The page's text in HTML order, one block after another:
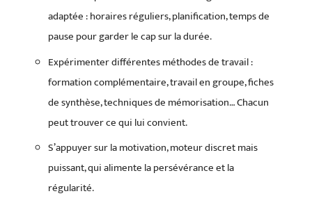
adaptée : horaires réguliers, planification, temps de
pause pour garder le cap sur la durée.
Expérimenter différentes méthodes de travail :
formation complémentaire, travail en groupe, fiches
de synthèse, techniques de mémorisation… Chacun
peut trouver ce qui lui convient.
S’appuyer sur la motivation, moteur discret mais
puissant, qui alimente la persévérance et la
régularité.